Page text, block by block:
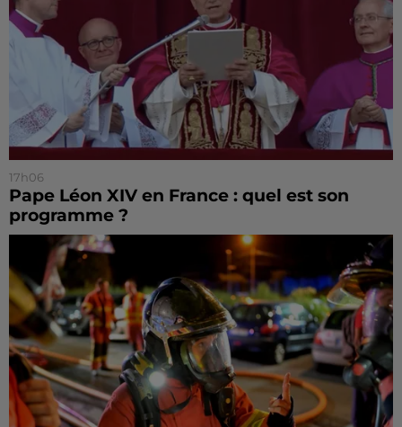
17h06
Pape Léon XIV en France : quel est son
programme ?